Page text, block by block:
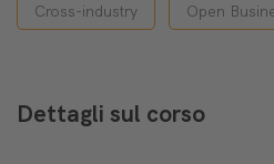
Cross-industry Open
Dettagli sul corso